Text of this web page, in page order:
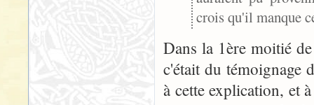
crois qu'il manque
Dans la 1ère moitié
c'était du témoignage
à cette explication, et